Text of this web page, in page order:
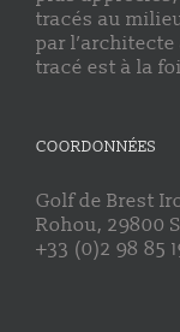
tracés au
par
tracé est à la
COORDONNÉES
Golf de Brest
Rohou, 29800
+33 (0)2 98 85